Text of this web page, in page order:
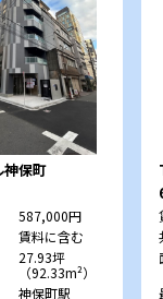
保町
587,000円
賃料に含む
27.93坪
（92.33m²）
神保町駅